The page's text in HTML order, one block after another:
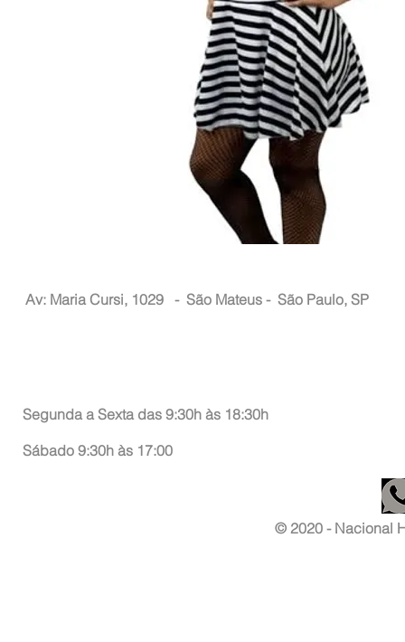
Av: Maria Cursi, 1029 - São Mateus - São Paulo, SP
Segunda a Sexta das 9:30h às 18:30h
Sábado 9:30h às 17:00
© 2020 - Nacional